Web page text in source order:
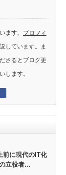
ます。 プロフィ
しています。ま
さるとブログ更
します。
前に現代のIT化
立役者…